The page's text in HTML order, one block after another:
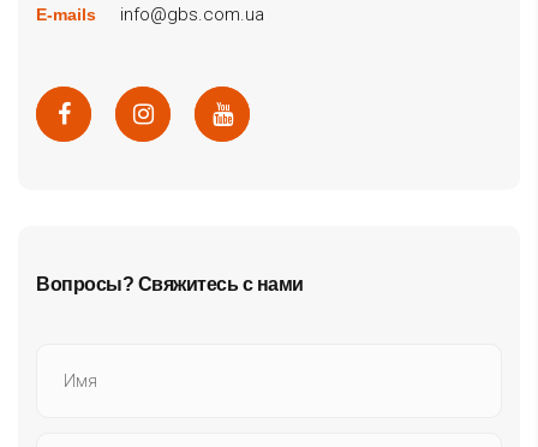
E-mails info@gbs.com.ua
Вопросы? Свяжитесь с нами